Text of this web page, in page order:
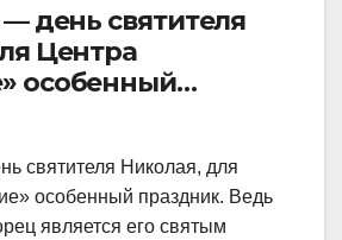
день святителя
Центра
особенный
святителя Николая, для
особенный праздник. Ведь
является его святым